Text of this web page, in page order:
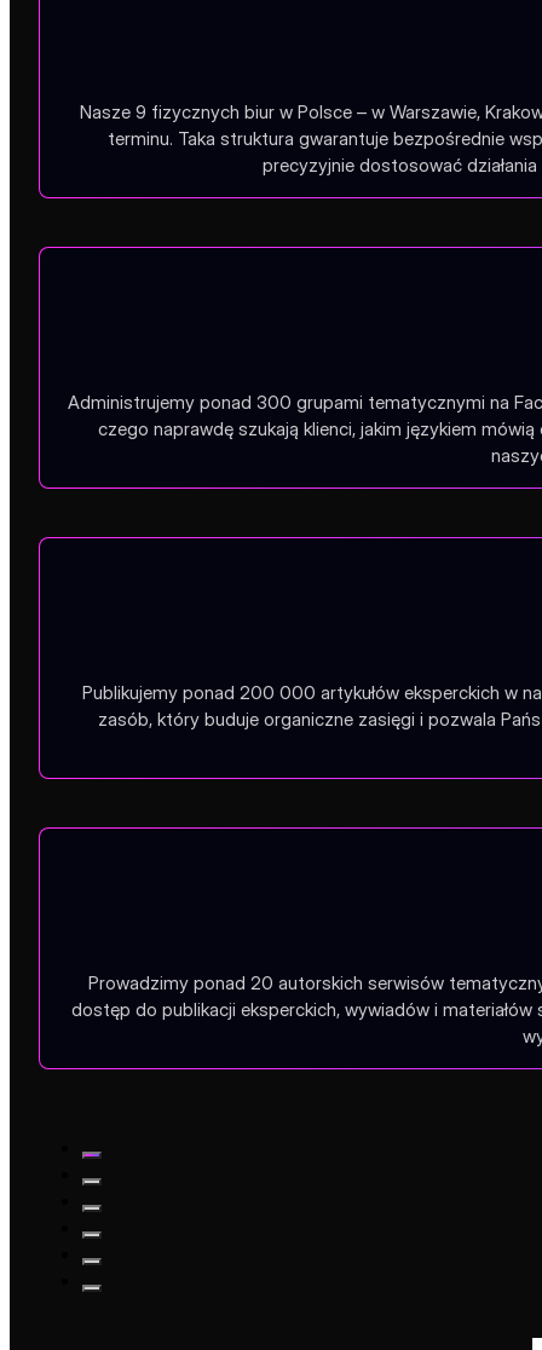
Nasze 9 fizycznych biur w Polsce – w Warszawie,
terminu. Taka struktura gwarantuje bezpośrednie
precyzyjnie dostosować
Administrujemy ponad 300 grupami tematycznymi na
czego naprawdę szukają klienci, jakim językiem
Publikujemy ponad 200 000 artykułów eksperckich w
zasób, który buduje organiczne zasięgi i pozwala
Prowadzimy ponad 20 autorskich serwisów
dostęp do publikacji eksperckich, wywiadów i